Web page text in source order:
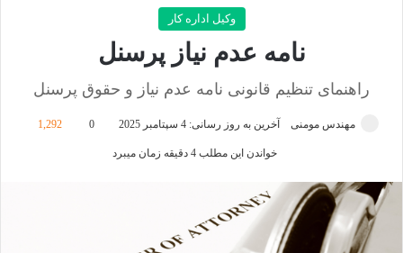
وکیل اداره کار
نامه عدم نیاز پرسنل
راهنمای تنظیم قانونی نامه عدم نیاز و حقوق پرسنل
مهندس مومنی آخرین به روز رسانی: 4 سپتامبر 2025 0
1,292
خواندن این مطلب 4 دقیقه زمان میبرد